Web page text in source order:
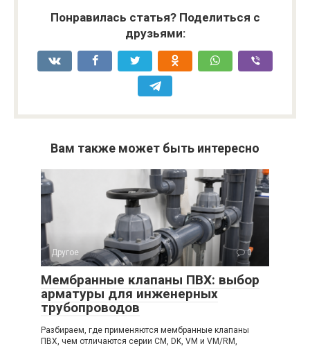
Понравилась статья? Поделиться с
друзьями:
Вам также может быть интересно
Другое 0
Мембранные клапаны ПВХ: выбор
арматуры для инженерных
трубопроводов
Разбираем, где применяются мембранные клапаны
ПВХ, чем отличаются серии CM, DK, VM и VM/RM,